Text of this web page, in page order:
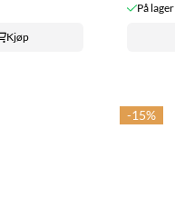
Kjøp
På lager
-15%